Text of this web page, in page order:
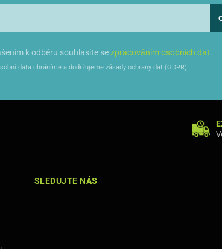
k odběru souhlasíte sezpracováním osobních dat.
data chráníme a dodržujeme zásady ochrany dat (GDPR)
SLEDUJTE NÁS